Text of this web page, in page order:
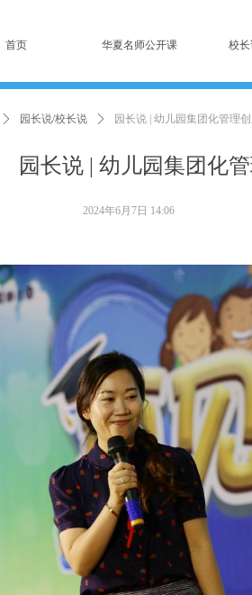
首页 华夏名师公开课 校
园长说 | 幼儿园集团化
ꄲ 园长说/校长说 ꄲ 园长说 | 幼儿园集团化管理
2024年6月7日 14:06